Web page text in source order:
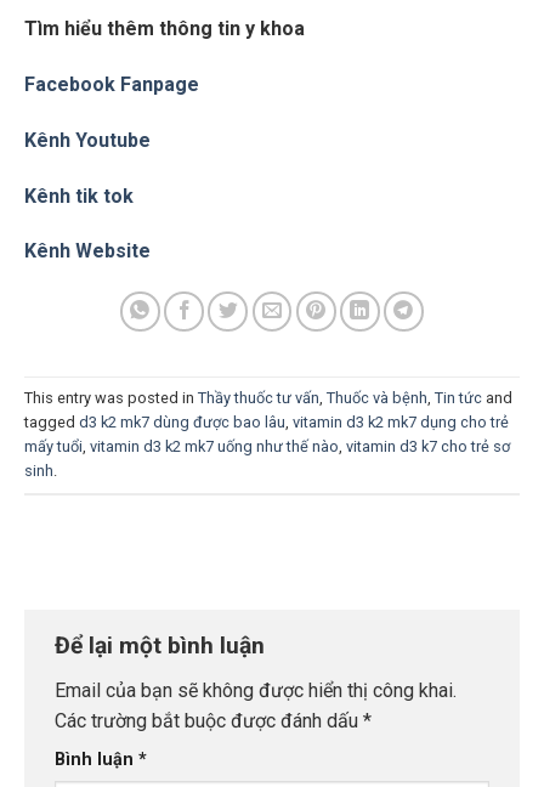
Tìm hiểu thêm thông tin y khoa
Facebook Fanpage
Kênh Youtube
Kênh tik tok
Kênh Website
This entry was posted in Thầy thuốc tư vấn Thuốc và bệnh Tin tức and
tagged d3 k2 mk7 dùng được bao lâu vitamin d3 k2 mk7 dụng cho trẻ
mấy tuổi vitamin d3 k2 mk7 uống như thế nào vitamin d3 k7 cho trẻ sơ
sinh
Để lại một bình luận
Email của bạn sẽ không được hiển thị công khai.
Các trường bắt buộc được đánh dấu *
Bình luận *